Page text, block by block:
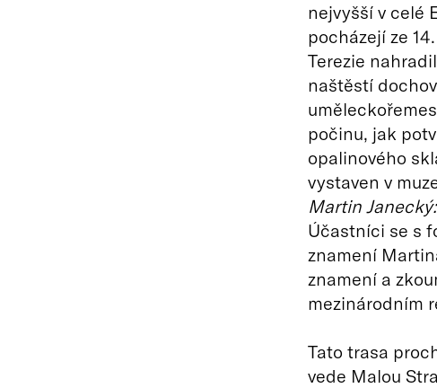
nejvyšší v celé
pocházejí ze
Terezie
naštěstí
počinu, jak
opalinového
vystaven v
Martin
Účastníci se s
znamení
znamení a
mezinárodním
Tato trasa
vede Malou